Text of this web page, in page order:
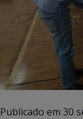
Publicado em 30